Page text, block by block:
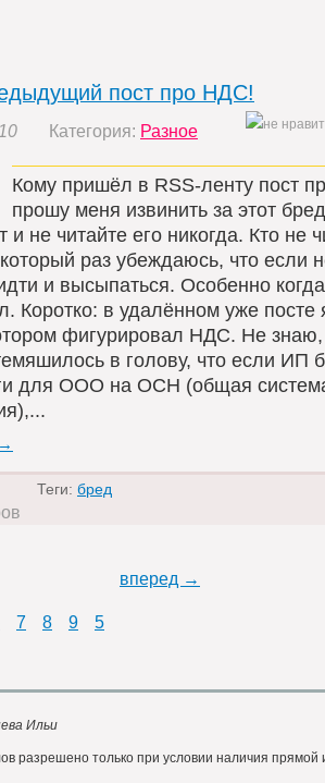
пост про НДС!
Категория: Разное
Кому пришёл в RSS-ленту пост
прошу меня извинить за этот
и не читайте его никогда. Кто не
раз убеждаюсь, что если
и высыпаться. Особенно
Коротко: в удалённом уже посте
фигурировал НДС. Не знаю,
в голову, что если ИП
для ООО на ОСН (общая
Теги: бред
вперед →
7 8 9 5
Ильи
разрешено только при условии наличия прямой